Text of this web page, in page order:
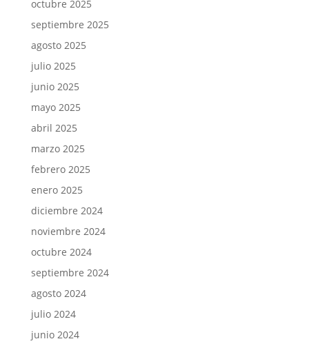
octubre 2025
septiembre 2025
agosto 2025
julio 2025
junio 2025
mayo 2025
abril 2025
marzo 2025
febrero 2025
enero 2025
diciembre 2024
noviembre 2024
octubre 2024
septiembre 2024
agosto 2024
julio 2024
junio 2024